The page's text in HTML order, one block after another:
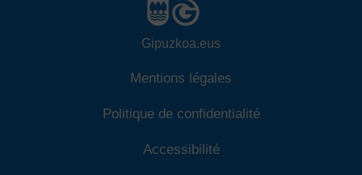
Gipuzkoa.eus
Mentions légales
Politique de confidentialité
Accessibilité